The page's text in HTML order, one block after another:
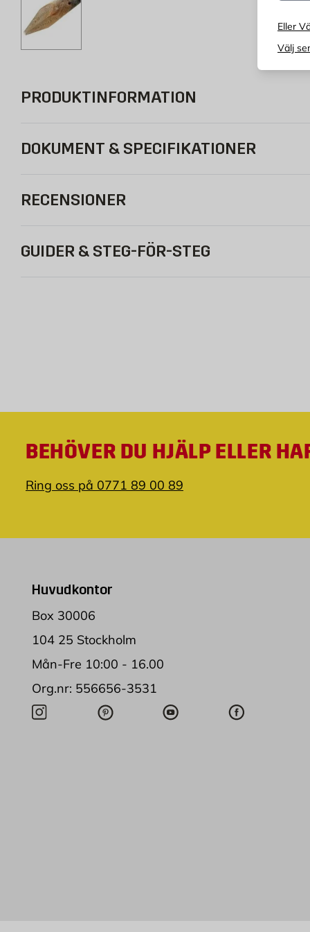
Eller
Välj
PRODUKTINFORMATION
DOKUMENT & SPECIFIKATIONER
RECENSIONER
GUIDER & STEG-FÖR-STEG
BEHÖVER DU HJÄLP ELLER
Ring oss på 0771 89 00 89
Huvudkontor
Box 30006
104 25 Stockholm
Mån-Fre 10:00 - 16.00
Org.nr: 556656-3531